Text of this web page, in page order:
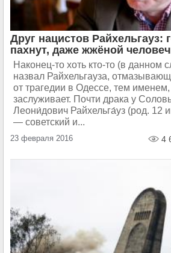
Друг нацистов Райхельгауз:
пахнут, даже жжёной
Наконец-то хоть кто-то (в данном
назвал Райхельгауза,
от трагедии в Одессе, тем именем,
заслуживает. Почти драка у
Леони́дович Райхельга́уз (род. 12
— советский и...
23 февраля 2016 4